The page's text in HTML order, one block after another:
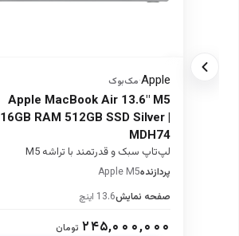
Apple
·مک‌بوک
Apple MacBook Air 13.6" M5
16GB RAM 512GB SSD Silver |
MDH74
لپ‌تاپ سبک و قدرتمند با تراشه M5
پردازندهApple M5
صفحه نمایش13.6 اینچ
۲۴۵,۰۰۰,۰۰۰ تومان